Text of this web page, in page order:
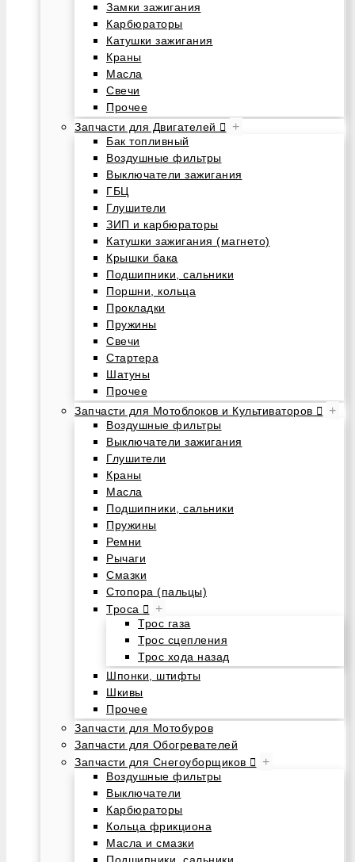
Замки зажигания
Карбюраторы
Катушки зажигания
Краны
Масла
Свечи
Прочее
Запчасти для Двигателей
+
Бак топливный
Воздушные фильтры
Выключатели зажигания
ГБЦ
Глушители
ЗИП и карбюраторы
Катушки зажигания (магнето)
Крышки бака
Подшипники, сальники
Поршни, кольца
Прокладки
Пружины
Свечи
Стартера
Шатуны
Прочее
Запчасти для Мотоблоков и Культиваторов
+
Воздушные фильтры
Выключатели зажигания
Глушители
Краны
Масла
Подшипники, сальники
Пружины
Ремни
Рычаги
Смазки
Стопора (пальцы)
Троса
+
Трос газа
Трос сцепления
Трос хода назад
Шпонки, штифты
Шкивы
Прочее
Запчасти для Мотобуров
Запчасти для Обогревателей
Запчасти для Снегоуборщиков
+
Воздушные фильтры
Выключатели
Карбюраторы
Кольца фрикциона
Масла и смазки